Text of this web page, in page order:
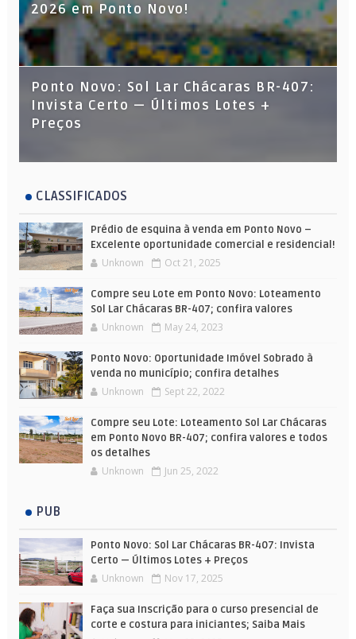
2026 em Ponto Novo!
Ponto Novo: Sol Lar Chácaras BR-407:
Invista Certo — Últimos Lotes +
Preços
CLASSIFICADOS
Prédio de esquina à venda em Ponto Novo –
Excelente oportunidade comercial e residencial!
Unknown Oct 21, 2025
Compre seu Lote em Ponto Novo: Loteamento
Sol Lar Chácaras BR-407; confira valores
Unknown May 24, 2023
Ponto Novo: Oportunidade Imóvel Sobrado à
venda no município; confira detalhes
Unknown Sept 22, 2022
Compre seu Lote: Loteamento Sol Lar Chácaras
em Ponto Novo BR-407; confira valores e todos
os detalhes
Unknown Jun 25, 2022
PUB
Ponto Novo: Sol Lar Chácaras BR-407: Invista
Certo — Últimos Lotes + Preços
Unknown Nov 17, 2025
Faça sua Inscrição para o curso presencial de
corte e costura para iniciantes; Saiba Mais